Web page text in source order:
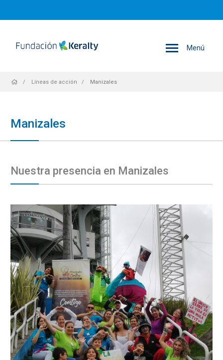
Menú
Sobrescribir
enlaces
de
ayuda
a
la
navegación
Líneas de acción Manizales
Manizales
Nuestra presencia en Manizales